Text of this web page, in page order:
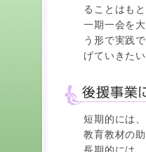
ることはも
一期一会を
う形で実践
げていきた
短期的には
教育教材の